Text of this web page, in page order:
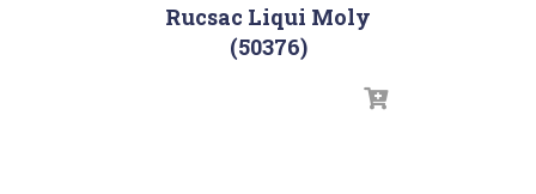
Rucsac Liqui Moly
(50376)